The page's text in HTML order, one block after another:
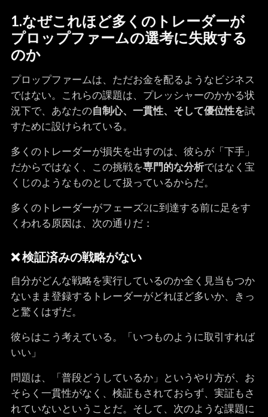
1.なぜこれほど多くのトレーダーが
プロップファームの選考に失敗する
のか
プロップファームは、ただお金を配るようなビジネス
ではない。これらの課題は、プレッシャーのかかる状
況下で、あなたの自制心、一貫性、そして優位性を試
すために設けられている。
多くのトレーダーが損失を出すのは、彼らが「下手」
だからではなく、この挑戦を専門的な分析ではなく宝
くじのようなものとして扱っているからだ。
多くのトレーダーがフェーズ2に到達する前に足をす
くわれる原因は、次の通りだ：
❌ 検証済みの戦略がない
自分がどんな戦略を実行しているのか全く見当もつか
ないまま登録するトレーダーがどれほど多いか、きっ
と驚くはずだ。
彼らはこう考えている。「いつものように取引すれば
いい」
問題は、「普段どうしているか」というやり方が、お
そらく一貫性がなく、検証もされておらず、実証もさ
れていないということだ。そして、次のような課題に